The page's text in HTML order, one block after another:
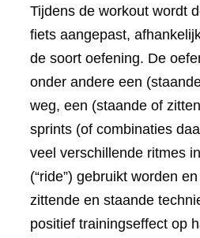
Tijdens de workout wordt
fiets aangepast,
de soort oefening. De
onder andere een
weg, een (staande of
sprints (of combinaties
veel verschillende ritmes
(“ride”) gebruikt worden
zittende en staande
positief trainingseffect op